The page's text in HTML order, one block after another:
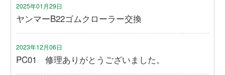
2025年01月29日
ヤンマーB22ゴムクローラー交換
2023年12月06日
PC01 修理ありがとうございました。